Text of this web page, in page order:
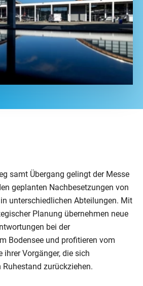
samt Übergang gelingt der Messe
geplanten Nachbesetzungen von
unterschiedlichen Abteilungen. Mit
Planung übernehmen neue
bei der
Bodensee und profitieren vom
ihrer Vorgänger, die sich
zurückziehen.